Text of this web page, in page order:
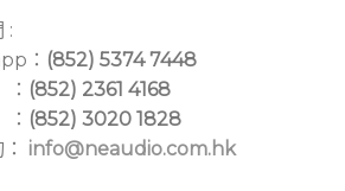
:
： (852) 5374 7448
(852) 2361 4168
(852) 3020 1828
info@neaudio.com.hk